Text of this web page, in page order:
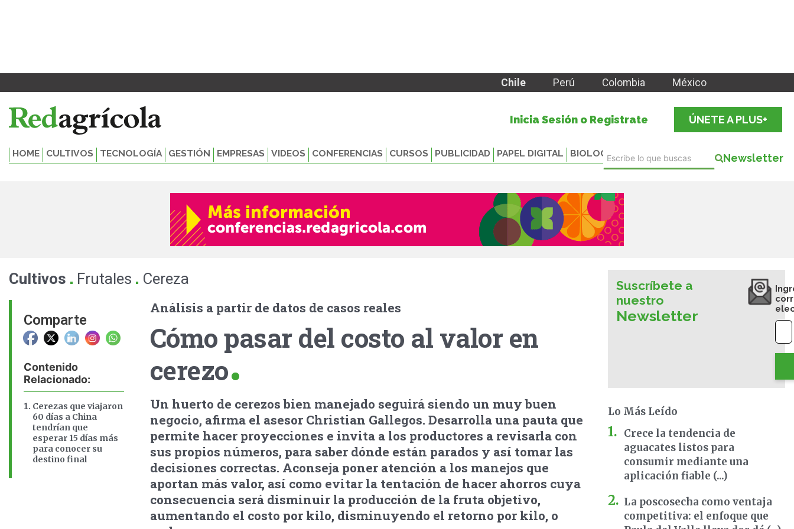
Chile Perú Colombia México
Inicia Sesión o Registrate ÚNETE A PLUS+
HOME CULTIVOS TECNOLOGÍA GESTIÓN EMPRESAS VIDEOS CONFERENCIAS CURSOS PUBLICIDAD PAPEL DIGITAL BIOLOGICALS Newsletter
Cultivos . Frutales . Cereza
Comparte
Contenido
Relacionado:
Cerezas que viajaron
60 días a China
tendrían que
esperar 15 días más
para conocer su
destino final
Análisis a partir de datos de casos reales
Cómo pasar del costo al valor en
cerezo
Un huerto de cerezos bien manejado seguirá siendo un muy buen
negocio, afirma el asesor Christian Gallegos. Desarrolla una pauta que
permite hacer proyecciones e invita a los productores a revisarla con
sus propios números, para saber dónde están parados y así tomar las
decisiones correctas. Aconseja poner atención a los manejos que
aportan más valor, así como evitar la tentación de hacer ahorros cuya
consecuencia será disminuir la producción de la fruta objetivo,
aumentando el costo por kilo, disminuyendo el retorno por kilo, o
Suscríbete a
nuestro
Newsletter
Lo Más Leído
Crece la tendencia de
aguacates listos para
consumir mediante una
aplicación fiable (...)
La poscosecha como ventaja
competitiva: el enfoque que